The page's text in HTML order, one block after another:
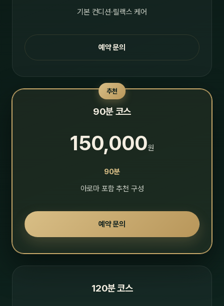
기본 컨디션·릴랙스 케어
예약 문의
추천
90분 코스
150,000원
90분
아로마 포함 추천 구성
예약 문의
120분 코스